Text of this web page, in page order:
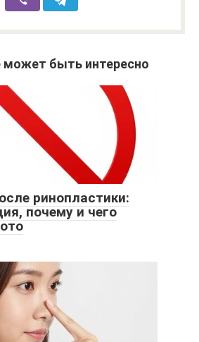
быть интересно
ринопластики:
почему и чего